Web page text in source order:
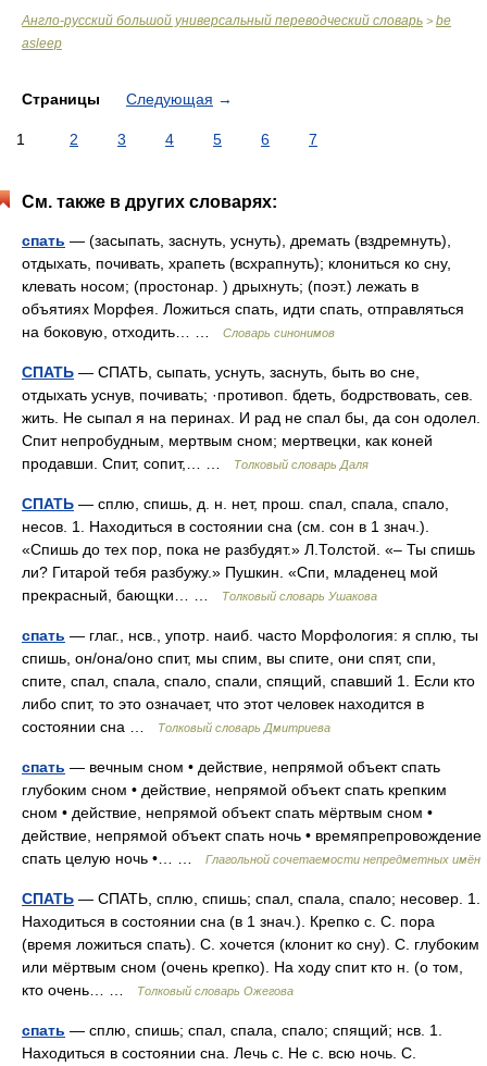
Англо-русский большой универсальный переводческий словарь > be
asleep
Страницы Следующая →
1 2 3 4 5 6 7
См. также в других словарях:
спать — (засыпать, заснуть, уснуть), дремать (вздремнуть),
отдыхать, почивать, храпеть (всхрапнуть); клониться ко сну,
клевать носом; (простонар. ) дрыхнуть; (поэт.) лежать в
объятиях Морфея. Ложиться спать, идти спать, отправляться
на боковую, отходить… …
Словарь синонимов
СПАТЬ — СПАТЬ, сыпать, уснуть, заснуть, быть во сне,
отдыхать уснув, почивать; ·противоп. бдеть, бодрствовать, сев.
жить. Не сыпал я на перинах. И рад не спал бы, да сон одолел.
Спит непробудным, мертвым сном; мертвецки, как коней
продавши. Спит, сопит,… …
Толковый словарь Даля
СПАТЬ — сплю, спишь, д. н. нет, прош. спал, спала, спало,
несов. 1. Находиться в состоянии сна (см. сон в 1 знач.).
«Спишь до тех пор, пока не разбудят.» Л.Толстой. «– Ты спишь
ли? Гитарой тебя разбужу.» Пушкин. «Спи, младенец мой
прекрасный, бающки… …
Толковый словарь Ушакова
спать — глаг., нсв., употр. наиб. часто Морфология: я сплю, ты
спишь, он/она/оно спит, мы спим, вы спите, они спят, спи,
спите, спал, спала, спало, спали, спящий, спавший 1. Если кто
либо спит, то это означает, что этот человек находится в
состоянии сна …
Толковый словарь Дмитриева
спать — вечным сном • действие, непрямой объект спать
глубоким сном • действие, непрямой объект спать крепким
сном • действие, непрямой объект спать мёртвым сном •
действие, непрямой объект спать ночь • времяпрепровождение
спать целую ночь •… …
Глагольной сочетаемости непредметных имён
СПАТЬ — СПАТЬ, сплю, спишь; спал, спала, спало; несовер. 1.
Находиться в состоянии сна (в 1 знач.). Крепко с. С. пора
(время ложиться спать). С. хочется (клонит ко сну). С. глубоким
или мёртвым сном (очень крепко). На ходу спит кто н. (о том,
кто очень… …
Толковый словарь Ожегова
спать — сплю, спишь; спал, спала, спало; спящий; нсв. 1.
Находиться в состоянии сна. Лечь с. Не с. всю ночь. С.